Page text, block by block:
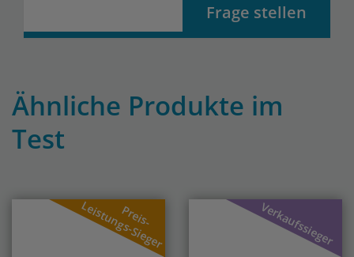
Frage stellen
Ähnliche Produkte im
Test
Preis-
Leistungs-Sieger Verkaufssieger
Previous